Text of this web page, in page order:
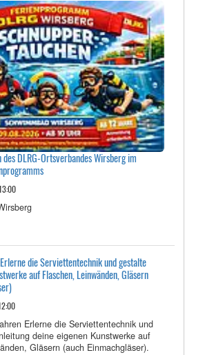
DLRG-Ortsverbandes Wirsberg im
die Serviettentechnik und gestalte
auf Flaschen, Leinwänden, Gläsern
Erlerne die Serviettentechnik und
deine eigenen Kunstwerke auf
Gläsern (auch Einmachgläser).